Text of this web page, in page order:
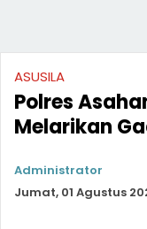
ASUSILA
Polres
Melarikan
Administrator
Jumat, 01 Agustus